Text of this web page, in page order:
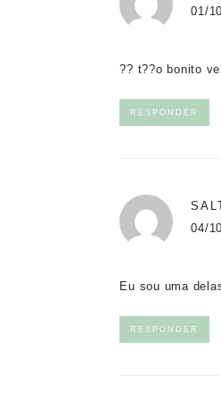
01/
?? t??o bonito
RESPONDER
04/
Eu sou uma
RESPONDER